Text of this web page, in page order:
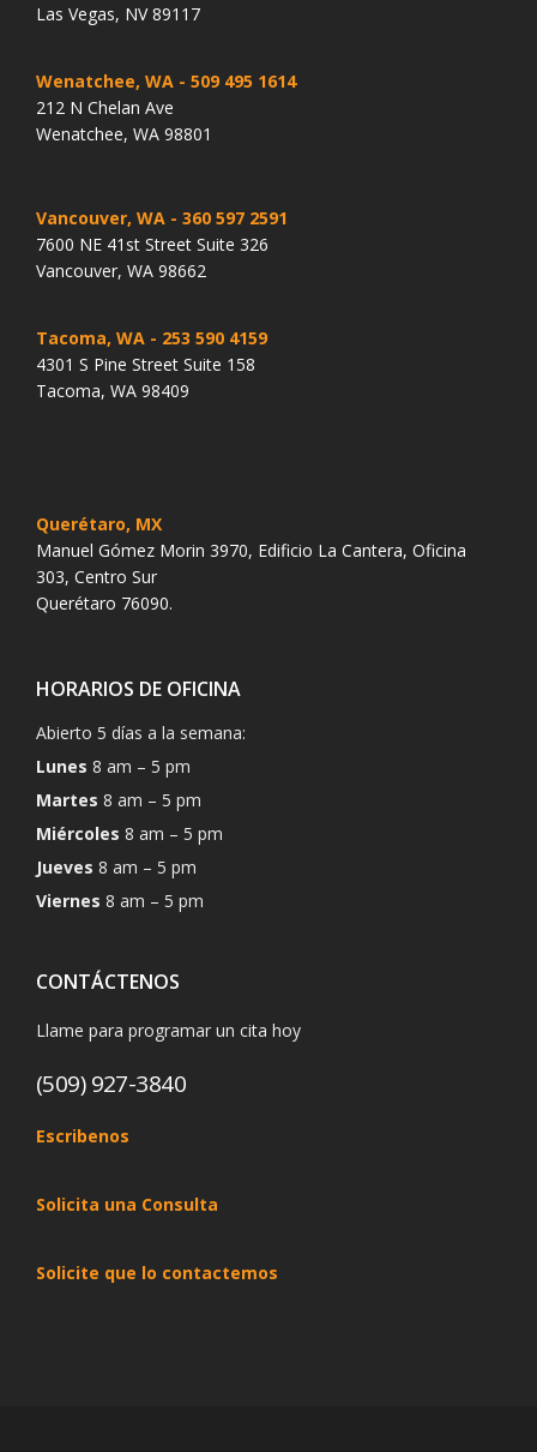
Las Vegas, NV 89117
Wenatchee, WA - 509 495 1614
212 N Chelan Ave
Wenatchee, WA 98801
Vancouver, WA - 360 597 2591
7600 NE 41st Street Suite 326
Vancouver, WA 98662
Tacoma, WA - 253 590 4159
4301 S Pine Street Suite 158
Tacoma, WA 98409
Querétaro, MX
Manuel Gómez Morin 3970, Edificio La Cantera, Oficina
303, Centro Sur
Querétaro 76090.
HORARIOS DE OFICINA
Abierto 5 días a la semana:
Lunes 8 am – 5 pm
Martes 8 am – 5 pm
Miércoles 8 am – 5 pm
Jueves 8 am – 5 pm
Viernes 8 am – 5 pm
CONTÁCTENOS
Llame para programar un cita hoy
(509) 927-3840
Escribenos
Solicita una Consulta
Solicite que lo contactemos